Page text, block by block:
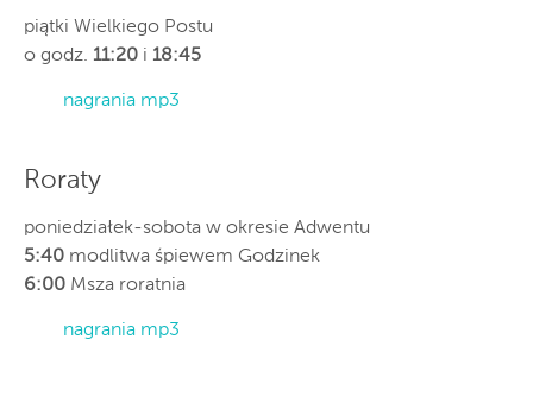
piątki Wielkiego Postu
o godz. 11:20 i 18:45
nagrania mp3
Roraty
poniedziałek-sobota w okresie Adwentu
5:40 modlitwa śpiewem Godzinek
6:00 Msza roratnia
nagrania mp3